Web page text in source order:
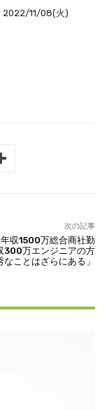
2022/11/08(火)
次の記事
収1500万総合商社勤
300万エンジニアの方
なことはざらにある」